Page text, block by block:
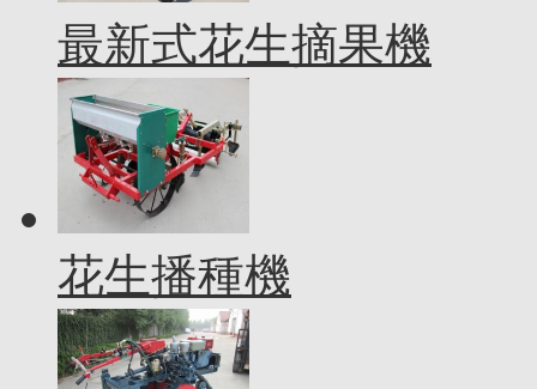
最新式花生摘果機
花生播種機